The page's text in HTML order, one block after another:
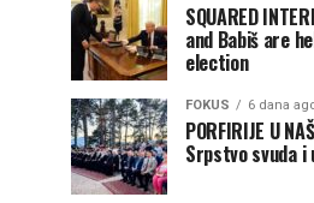
SQUARED
and Babiš are
election
FOKUS 6 dana
PORFIRIJE U
Srpstvo svuda i